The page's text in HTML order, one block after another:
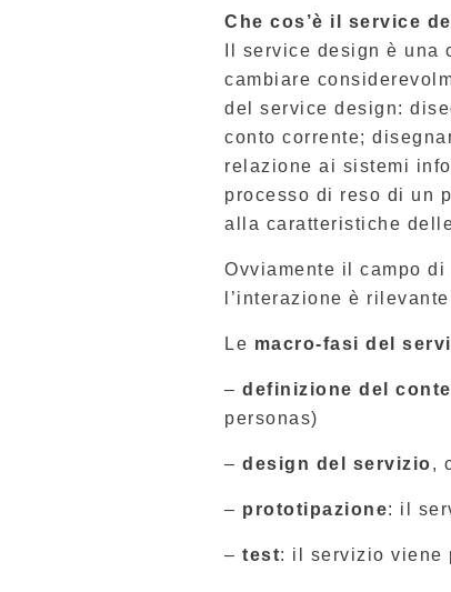
Che cos’è il service
Il service design è
cambiare
del service design:
conto corrente;
relazione ai sistemi
processo di reso di un
alla caratteristiche
Ovviamente il campo
l’interazione è
Le macro-fasi del
– definizione del
personas)
– design del servizio,
– prototipazione: il
– test: il servizio viene